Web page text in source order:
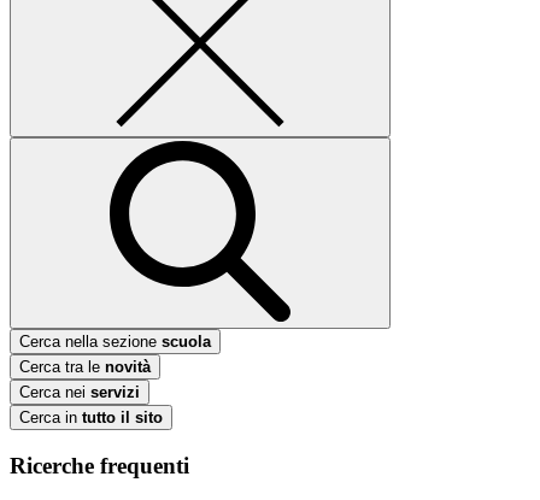
Cerca nella sezione scuola
Cerca tra le novità
Cerca nei servizi
Cerca in tutto il sito
Ricerche frequenti